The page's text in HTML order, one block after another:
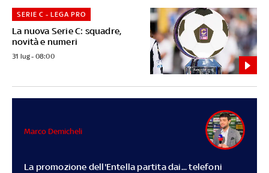
La nuova Serie C: squadre,
novità e numeri
SERIE C - LEGA PRO
31 lug - 08:00
La promozione dell'Entella partita dai... telefoni
Marco Demicheli